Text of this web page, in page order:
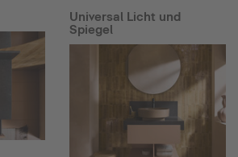
Universal Licht und
Spiegel